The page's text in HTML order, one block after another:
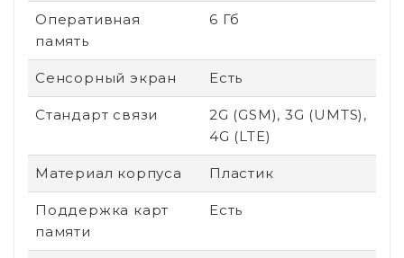
Оперативная
память
6 Гб
Сенсорный экран Есть
Стандарт связи
2G (GSM), 3G (UMTS),
4G (LTE)
Материал корпуса Пластик
Поддержка карт
памяти
Есть